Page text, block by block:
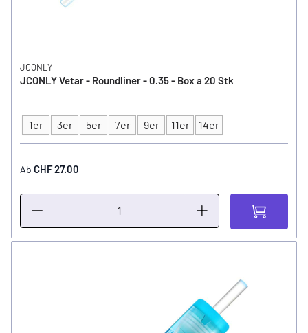
JCONLY
JCONLY Vetar - Roundliner - 0.35 - Box a 20 Stk
Typ
1er 3er 5er 7er 9er 11er 14er
Ab CHF 27.00